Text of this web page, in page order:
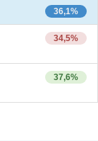
36,1%
34,5%
37,6%